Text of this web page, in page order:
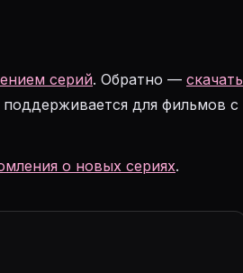
серий. Обратно — скачать
для фильмов с
о новых сериях.